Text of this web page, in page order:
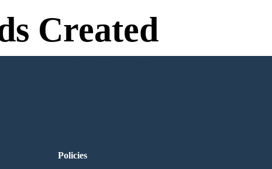
Created
Needed to Try!
Policies